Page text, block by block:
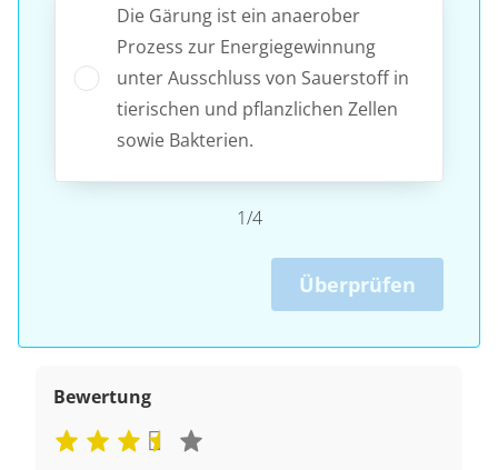
Die Gärung ist ein anaerober
Prozess zur Energiegewinnung
unter Ausschluss von Sauerstoff in
tierischen und pflanzlichen Zellen
sowie Bakterien.
1/4
Überprüfen
Bewertung